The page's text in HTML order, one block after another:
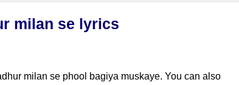
milan se lyrics
milan se phool bagiya muskaye. You can also